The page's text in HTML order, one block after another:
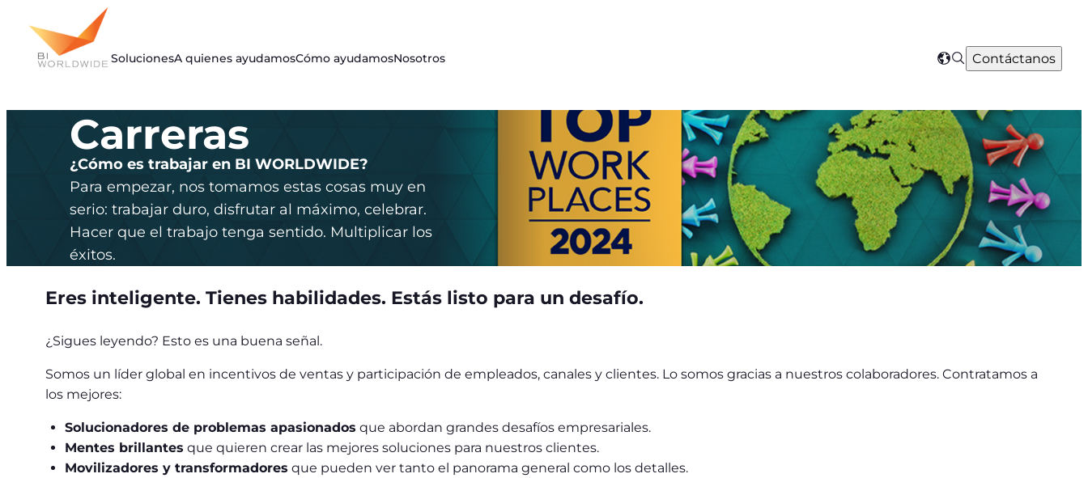
contenido
SolucionesA quienes ayudamosCómo ayudamosNosotros
Select
region
SearchContáctanos
Carreras
¿Cómo es trabajar en BI WORLDWIDE?
Para empezar, nos tomamos estas cosas muy en
serio: trabajar duro, disfrutar al máximo, celebrar.
Hacer que el trabajo tenga sentido. Multiplicar los
éxitos.
Eres inteligente. Tienes habilidades. Estás listo para un desafío.
¿Sigues leyendo? Esto es una buena señal.
Somos un líder global en incentivos de ventas y participación de empleados, canales y clientes. Lo somos gracias a nuestros colaboradores. Contratamos a
los mejores:
Solucionadores de problemas apasionados que abordan grandes desafíos empresariales.
Mentes brillantes que quieren crear las mejores soluciones para nuestros clientes.
Movilizadores y transformadores que pueden ver tanto el panorama general como los detalles.